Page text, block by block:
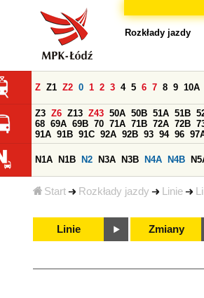
Start Rozkłady jazdy Linie
Rozkłady jazdy
Z Z1 Z2 0 1 2 3 4 5 6 7 8 9 10A
Z3 Z6 Z13 Z43 50A 50B 51A 51B
68 69A 69B 70 71A 71B 72A 72B
91A 91B 91C 92A 92B 93 94 96
N1A N1B N2 N3A N3B N4A N4B
Linie Zmiany